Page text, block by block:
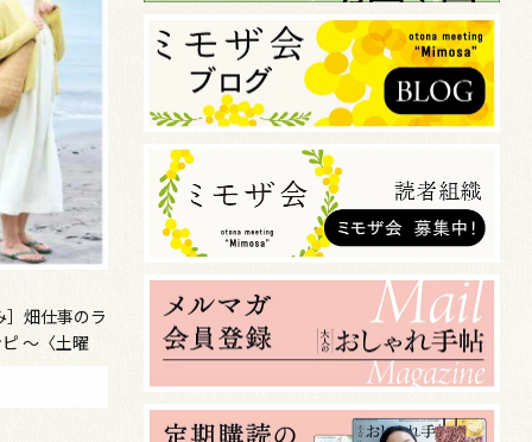
畑仕事のラ
～〈土曜